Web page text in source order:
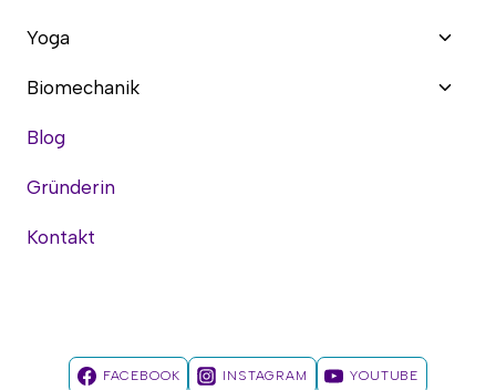
Yoga
Biomechanik
Blog
Gründerin
Kontakt
FACEBOOK INSTAGRAM YOUTUBE